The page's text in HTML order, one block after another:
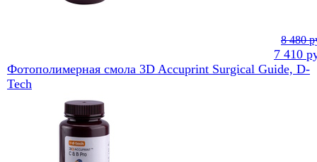
8 480
7 410
Фотополимерная смола 3D Accuprint Surgical Guide, D-
Tech